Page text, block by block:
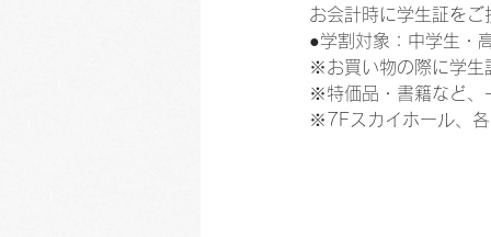
お会計時に学生証を
●学割対象：中学生・
※お買い物の際に学生
※特価品・書籍など、
※7Fスカイホール、